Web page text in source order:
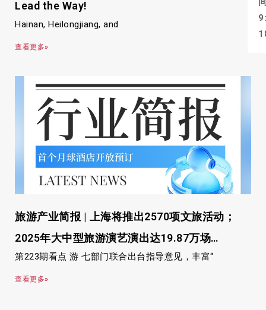
Lead the Way!
Hainan, Heilongjiang, and
查看更多»
旅游产业简报 | 上海将推出2570项文旅活动；
2025年大中型旅游演艺演出达19.87万场…
第223期看点 游 七部门联合出台指导意见，丰富“
查看更多»